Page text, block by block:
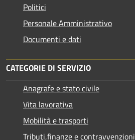
Politici
Personale Amministrativo
Documenti e dati
CATEGORIE DI SERVIZIO
Anagrafe e stato civile
Vita lavorativa
Mobilità e trasporti
Tributi,finanze e contravvenzioni